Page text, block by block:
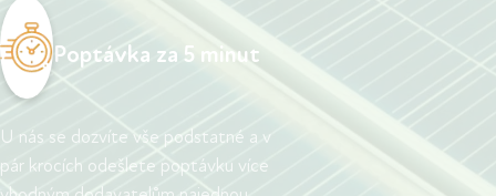
Poptávka za 5 minut
U nás se dozvíte vše podstatné a v
pár krocích odešlete poptávku více